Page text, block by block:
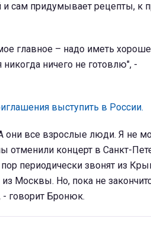
и сам придумывает рецепты, к
главное – надо иметь
никогда ничего не готовлю", -
выступить в России.
все взрослые люди. Я не
отменили концерт в Санкт-
периодически звонят из
Москвы. Но, пока не
- говорит Бронюк.